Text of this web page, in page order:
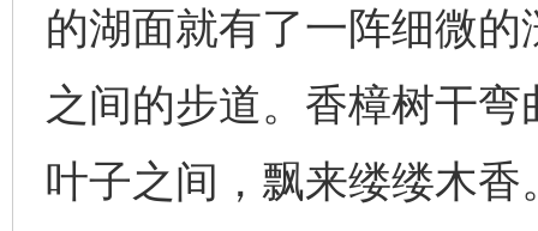
的湖面就有了一阵细微
之间的步道。香樟树干
叶子之间，飘来缕缕木